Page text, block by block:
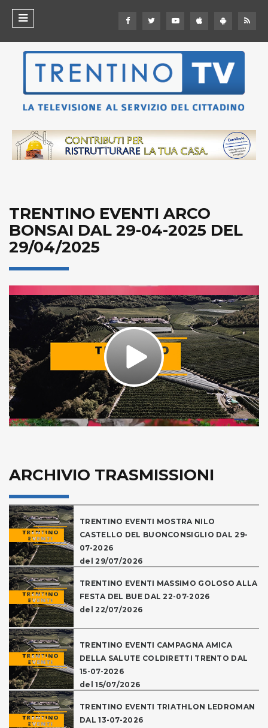
TRENTINO EVENTI ARCO
BONSAI DAL 29-04-2025 DEL
29/04/2025
Play
Video
ARCHIVIO TRASMISSIONI
TRENTINO EVENTI MOSTRA NILO
CASTELLO DEL BUONCONSIGLIO DAL 29-
07-2026
del 29/07/2026
TRENTINO EVENTI MASSIMO GOLOSO ALLA
FESTA DEL BUE DAL 22-07-2026
del 22/07/2026
TRENTINO EVENTI CAMPAGNA AMICA
DELLA SALUTE COLDIRETTI TRENTO DAL
15-07-2026
del 15/07/2026
TRENTINO EVENTI TRIATHLON LEDROMAN
DAL 13-07-2026